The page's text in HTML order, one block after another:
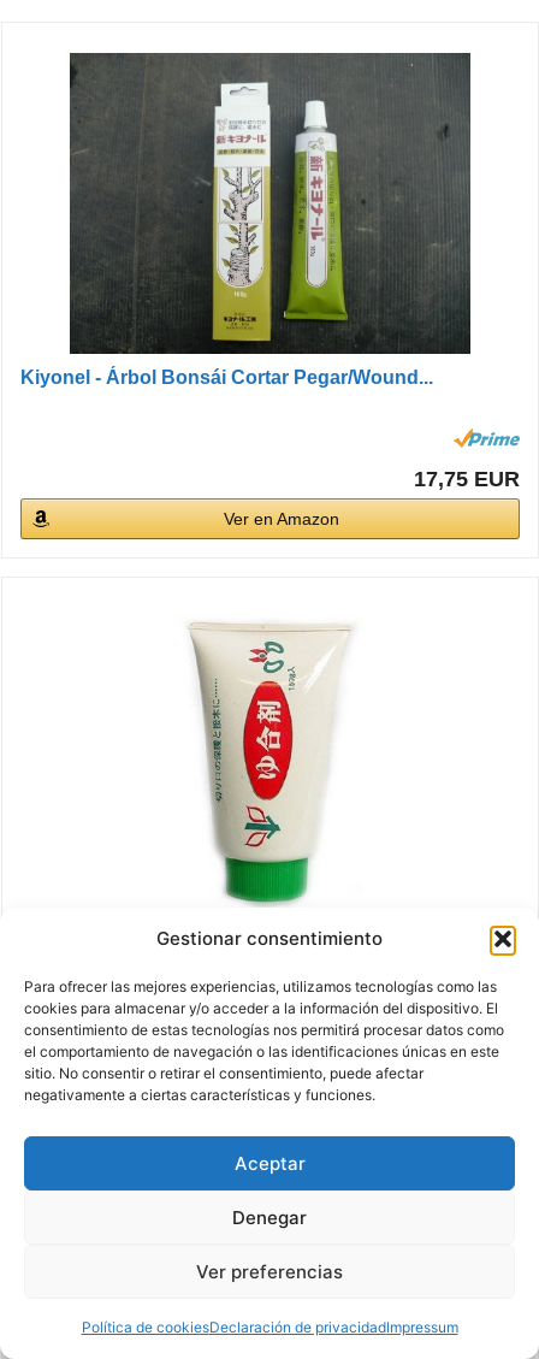
Gestionar consentimiento
Para ofrecer las mejores experiencias, utilizamos tecnologías como las
cookies para almacenar y/o acceder a la información del dispositivo. El
consentimiento de estas tecnologías nos permitirá procesar datos como
el comportamiento de navegación o las identificaciones únicas en este
sitio. No consentir o retirar el consentimiento, puede afectar
negativamente a ciertas características y funciones.
Aceptar
Denegar
Ver preferencias
Política de cookiesDeclaración de privacidadImpressum
Kiyonel - Árbol Bonsái Cortar Pegar/Wound...
17,75 EUR
Ver en Amazon
PASTA CICATRIZANTE YUGOZAI
20,50 EUR
Ver en Amazon